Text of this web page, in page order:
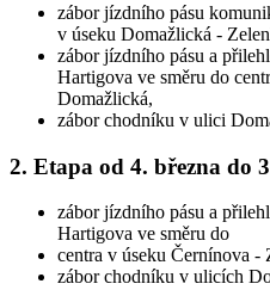
zábor jízdního pásu
v úseku Domažlická -
zábor jízdního pásu a
Hartigova ve směru do
Domažlická,
zábor chodníku v ulici
2. Etapa od 4. března do
zábor jízdního pásu a
Hartigova ve směru do
centra v úseku Černínova -
zábor chodníku v ulicích